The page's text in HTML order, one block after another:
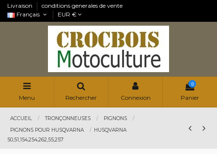
Livraison
conditions generales de vente
Français
EUR €
Menu Rechercher Connexion
0
Panier
ACCUEIL TRONÇONNEUSES
PIGNONS
PIGNONS POUR HUSQVARNA
HUSQVARNA
50,51,154,254,262,55,257